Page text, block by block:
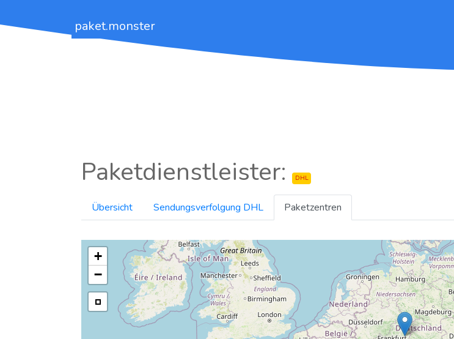
paket.monster
Paketdienstleister: DHL
Übersicht Sendungsverfolgung DHL Paketzentren
+
−